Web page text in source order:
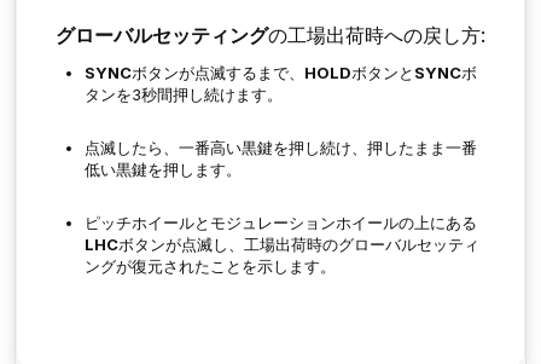
グローバルセッティングの工場出荷時への戻し方:
SYNCボタンが点滅するまで、 HOLDボタンと SYNCボ
タンを3秒間押し続けます。
点滅したら、一番高い黒鍵を押し続け、押したまま一番
低い黒鍵を押します。
ピッチホイールとモジュレーションホイールの上にある
LHCボタンが点滅し、工場出荷時のグローバルセッティ
ングが復元されたことを示します。